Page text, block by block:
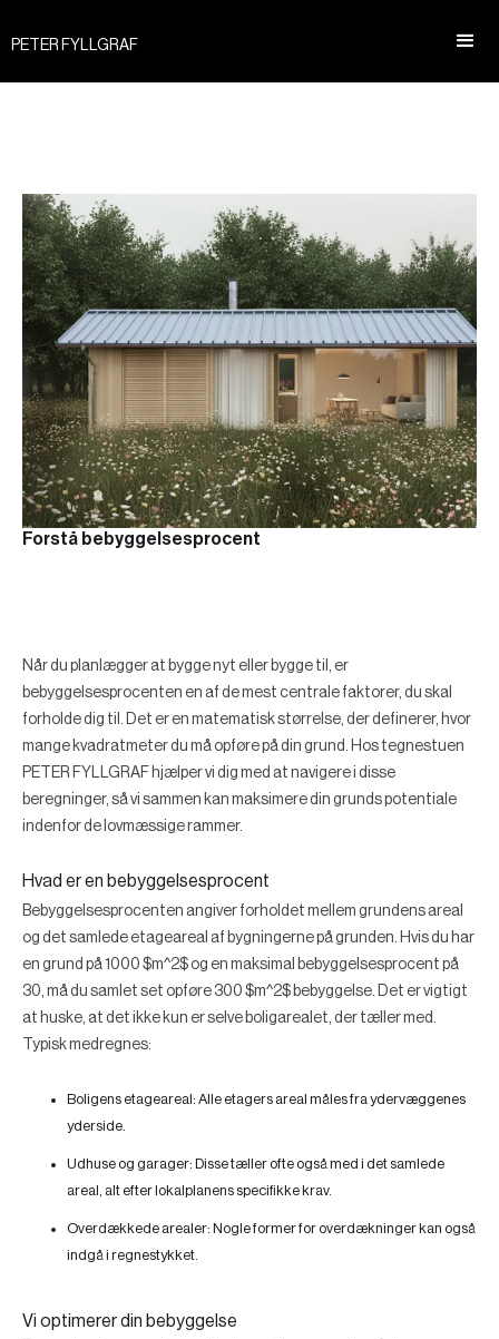
PETER FYLLGRAF
Forstå bebyggelsesprocent
Når du planlægger at bygge nyt eller bygge til, er
bebyggelsesprocenten en af de mest centrale faktorer, du skal
forholde dig til. Det er en matematisk størrelse, der definerer, hvor
mange kvadratmeter du må opføre på din grund. Hos tegnestuen
PETER FYLLGRAF hjælper vi dig med at navigere i disse
beregninger, så vi sammen kan maksimere din grunds potentiale
indenfor de lovmæssige rammer.
Hvad er en bebyggelsesprocent
Bebyggelsesprocenten angiver forholdet mellem grundens areal
og det samlede etageareal af bygningerne på grunden. Hvis du har
en grund på 1000 $m^2$ og en maksimal bebyggelsesprocent på
30, må du samlet set opføre 300 $m^2$ bebyggelse. Det er vigtigt
at huske, at det ikke kun er selve boligarealet, der tæller med.
Typisk medregnes:
Boligens etageareal: Alle etagers areal måles fra ydervæggenes
yderside.
Udhuse og garager: Disse tæller ofte også med i det samlede
areal, alt efter lokalplanens specifikke krav.
Overdækkede arealer: Nogle former for overdækninger kan også
indgå i regnestykket.
Vi optimerer din bebyggelse